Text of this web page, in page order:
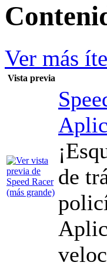
Ver más
Vista previa
de